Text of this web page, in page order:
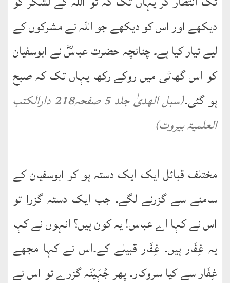
دیکھے اور اس کو دیکھے جو اللہ نے مشرکوں کے
لیے تیار کیا ہے۔ چنانچہ حضرت عباسؓ نے ابوسفیان
کو اس گھاٹی میں روکے رکھا یہاں تک کہ صبح
ہو گئی۔
(سبل الھدیٰ جلد 5 صفحہ218 دارالکتب
العلمیۃ بیروت)
مختلف قبائل ایک ایک دستہ ہو کر ابوسفیان کے
سامنے سے گزرنے لگے۔ جب ایک دستہ گزرا تو
اس نے کہا اے عباس! یہ کون ہیں؟ انہوں نے کہا
یہ غِفَار ہیں۔ غِفَار قبیلے کے۔اس نے کہا مجھے
غِفَار سے کیا سروکار۔ پھر جُہَیْنَہ گزرے تو اس نے